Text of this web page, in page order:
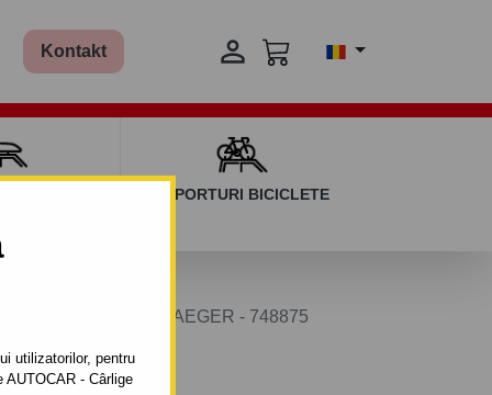
utilizatorilor, pentru
- Cârlige
Kontakt 
SUPORTURI BICICLETE
în 13 pini ERICH JAEGER - 748875